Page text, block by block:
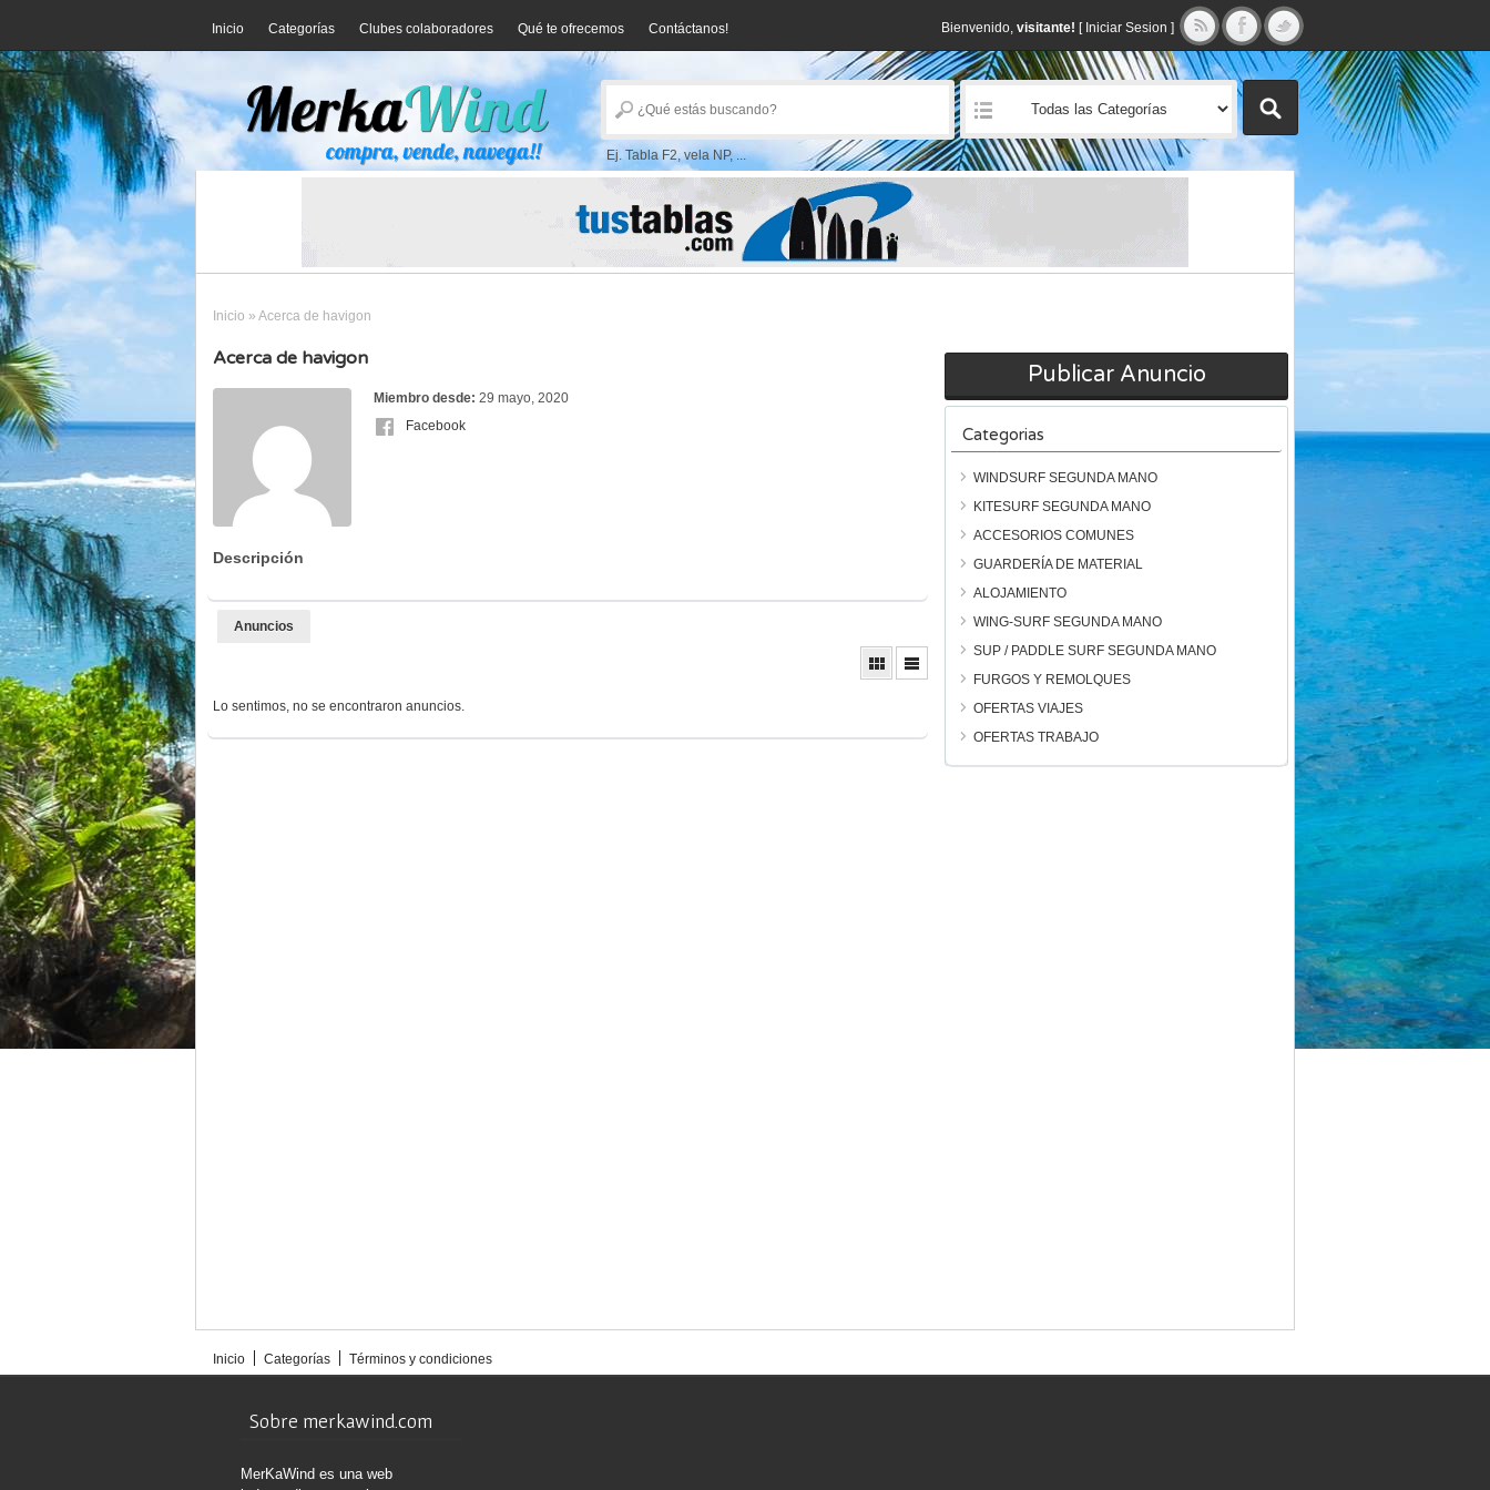
Inicio Categorías Clubes colaboradores Qué te ofrecemos Contáctanos! Bienvenido, visitante! [ Iniciar Sesion ]
Ej. Tabla F2, vela NP, ...
Inicio » Acerca de havigon
Acerca de havigon
Miembro desde: 29 mayo, 2020
Facebook
Descripción
Anuncios
Lo sentimos, no se encontraron anuncios.
Publicar Anuncio
Categorias
WINDSURF SEGUNDA MANO
KITESURF SEGUNDA MANO
ACCESORIOS COMUNES
GUARDERÍA DE MATERIAL
ALOJAMIENTO
WING-SURF SEGUNDA MANO
SUP / PADDLE SURF SEGUNDA MANO
FURGOS Y REMOLQUES
OFERTAS VIAJES
OFERTAS TRABAJO
Inicio Categorías Términos y condiciones
Sobre merkawind.com
MerKaWind es una web